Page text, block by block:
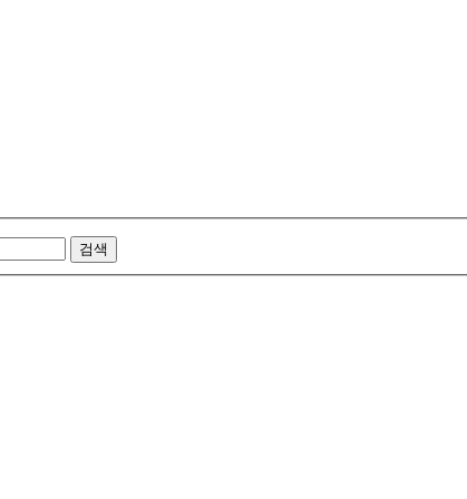
검색